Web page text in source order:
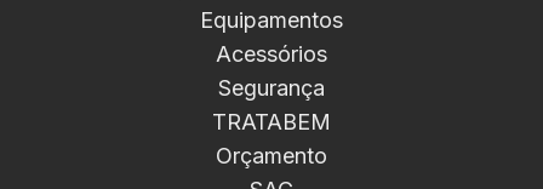
Equipamentos
Acessórios
Segurança
TRATABEM
Orçamento